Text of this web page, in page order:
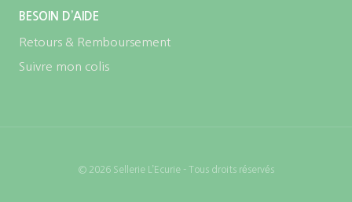
BESOIN D’AIDE
Retours & Remboursement
Suivre mon colis
© 2026 Sellerie L’Ecurie - Tous droits réservés